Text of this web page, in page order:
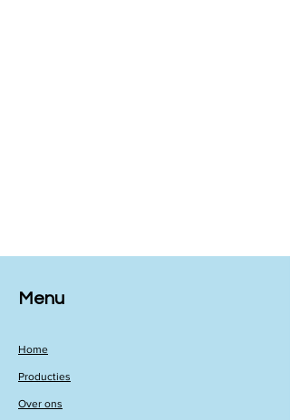
Menu
Home
Producties
Over ons